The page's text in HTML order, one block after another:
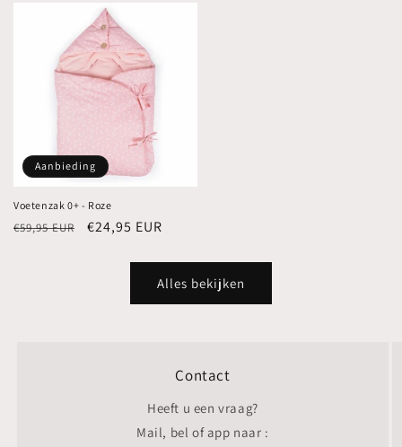
Aanbieding
Voetenzak 0+ - Roze
Normale
€59,95 EUR Aanbiedingsprijs
€24,95 EUR
Alles bekijken
Contact
Heeft u een vraag?
Mail, bel of app naar :